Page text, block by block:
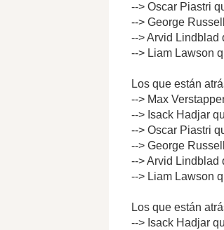
--> Oscar Piastri
--> George
--> Arvid Lindblad
--> Liam Lawson
Los que están
--> Max
--> Isack Hadjar
--> Oscar Piastri
--> George
--> Arvid Lindblad
--> Liam Lawson
Los que están
--> Isack Hadjar